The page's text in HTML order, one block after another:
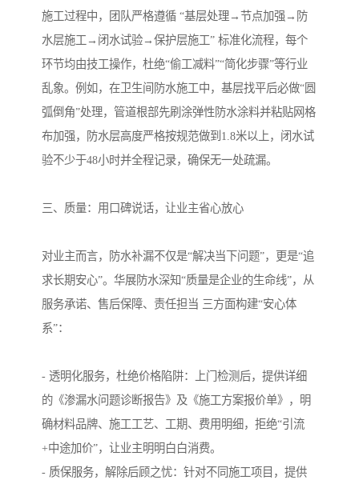
施工过程中，团队严格遵循 “基层处理→节点加强→防
水层施工→闭水试验→保护层施工” 标准化流程，每个
环节均由技工操作，杜绝“偷工减料”“简化步骤”等行业
乱象。例如，在卫生间防水施工中，基层找平后必做“圆
弧倒角”处理，管道根部先刷涂弹性防水涂料并粘贴网格
布加强，防水层高度严格按规范做到1.8米以上，闭水试
验不少于48小时并全程记录，确保无一处疏漏。
三、质量：用口碑说话，让业主省心放心
对业主而言，防水补漏不仅是“解决当下问题”，更是“追
求长期安心”。华展防水深知“质量是企业的生命线”，从
服务承诺、售后保障、责任担当 三方面构建“安心体
系”：
- 透明化服务，杜绝价格陷阱：上门检测后，提供详细
的《渗漏水问题诊断报告》及《施工方案报价单》，明
确材料品牌、施工工艺、工期、费用明细，拒绝“引流
+中途加价”，让业主明明白白消费。
- 质保服务，解除后顾之忧：针对不同施工项目，提供